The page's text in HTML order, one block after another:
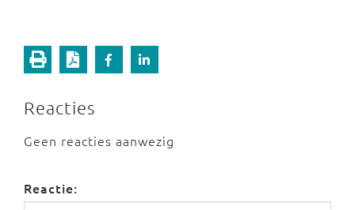
Reacties
Geen reacties aanwezig
Reactie: